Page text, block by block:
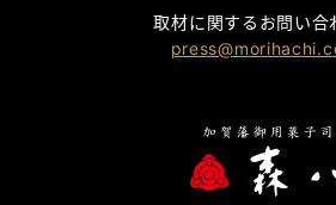
取材に関するお問い合